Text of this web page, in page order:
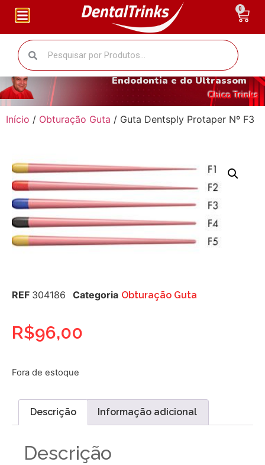
O fantástico mundo da
Endodontia e do Ultrassom
Chico Trinks
Início / Obturação Guta / Guta Dentsply Protaper Nº F3
REF 304186 Categoria Obturação Guta
R$96,00
Fora de estoque
Descrição Informação adicional
Descrição
0